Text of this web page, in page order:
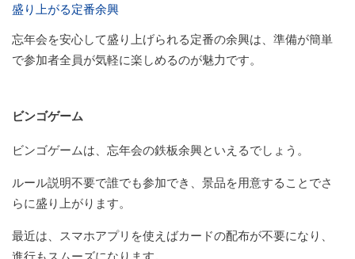
盛り上がる定番余興
忘年会を安心して盛り上げられる定番の余興は、準備が簡単
で参加者全員が気軽に楽しめるのが魅力です。
ビンゴゲーム
ビンゴゲームは、忘年会の鉄板余興といえるでしょう。
ルール説明不要で誰でも参加でき、景品を用意することでさ
らに盛り上がります。
最近は、スマホアプリを使えばカードの配布が不要になり、
進行もスムーズになります。